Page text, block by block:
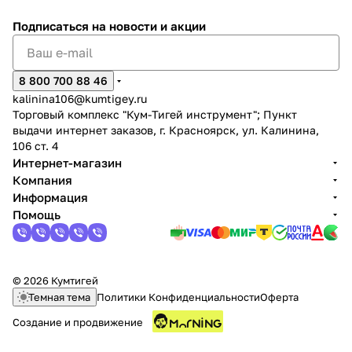
Подписаться на новости и акции
8 800 700 88 46
kalinina106@kumtigey.ru
Торговый комплекс "Кум-Тигей инструмент"; Пункт
выдачи интернет заказов, г. Красноярск, ул. Калинина,
106 ст. 4
Интернет-магазин
Компания
Информация
Помощь
© 2026 Кумтигей
Темная тема Политики КонфиденциальностиОферта
Создание и продвижение